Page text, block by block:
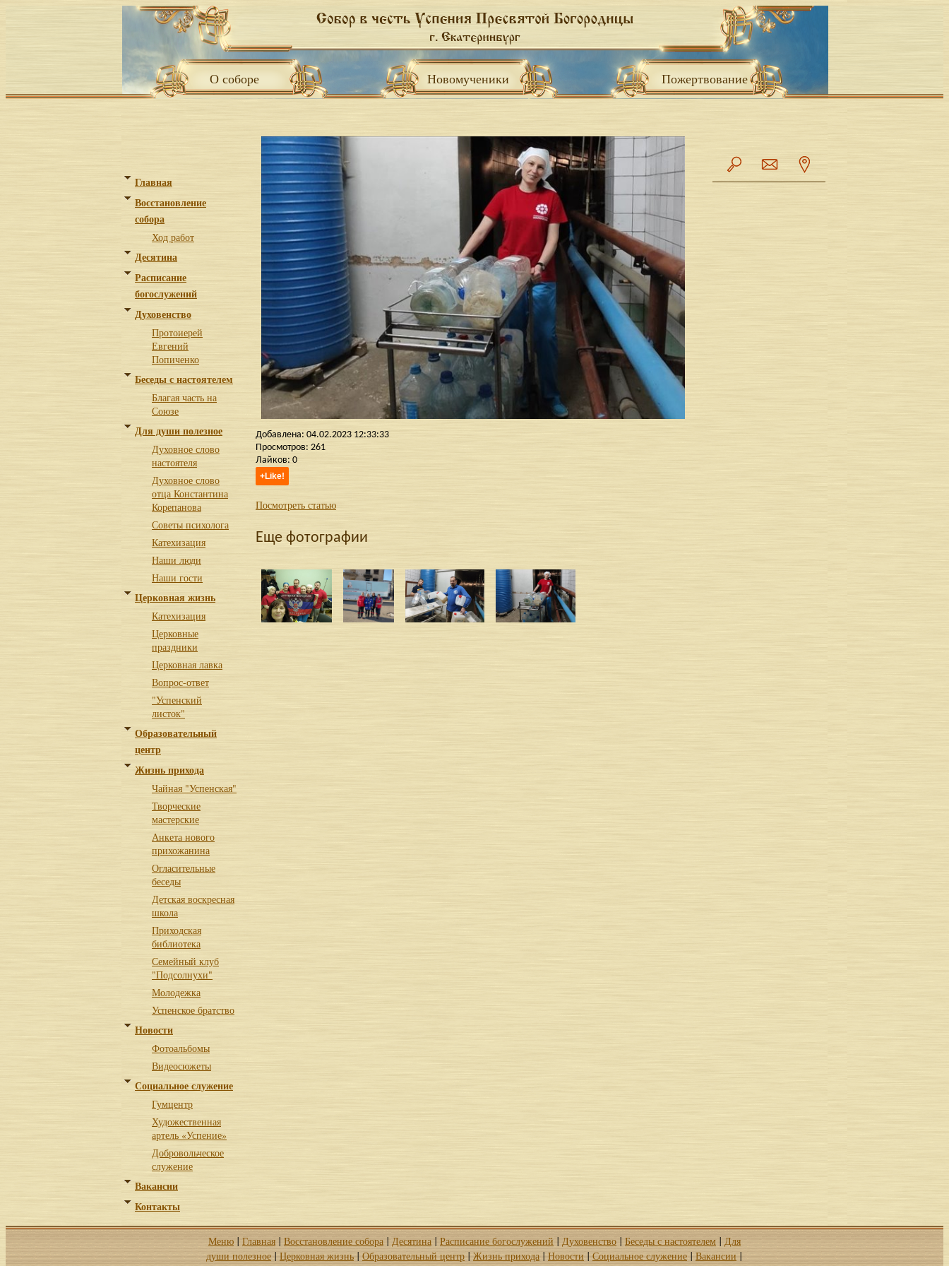
О соборе Новомученики Пожертвование
Главная
Восстановление
собора
Ход работ
Десятина
Расписание
богослужений
Духовенство
Протоиерей
Евгений
Попиченко
Беседы с настоятелем
Благая часть на
Союзе
Для души полезное
Духовное слово
настоятеля
Духовное слово
отца Константина
Корепанова
Советы психолога
Катехизация
Наши люди
Наши гости
Церковная жизнь
Катехизация
Церковные
праздники
Церковная лавка
Вопрос-ответ
"Успенский
листок"
Образовательный
центр
Жизнь прихода
Чайная "Успенская"
Творческие
мастерские
Анкета нового
прихожанина
Огласительные
беседы
Детская воскресная
школа
Приходская
библиотека
Семейный клуб
"Подсолнухи"
Молодежка
Успенское братство
Новости
Фотоальбомы
Видеосюжеты
Социальное служение
Гумцентр
Художественная
артель «Успение»
Добровольческое
служение
Вакансии
Контакты
Добавлена: 04.02.2023 12:33:33
Просмотров: 261
Лайков: 0
Посмотреть статью
Еще фотографии
Меню| Главная |Восстановление собора Десятина| Расписание богослужений |Духовенство |Беседы с настоятелем |Для
души полезное|Церковная жизнь|Образовательный центр|Жизнь прихода|Новости|Социальное служение|Вакансии|